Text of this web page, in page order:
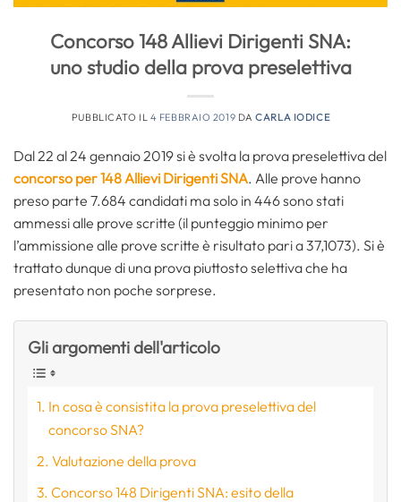
Concorso 148 Allievi Dirigenti SNA:
uno studio della prova preselettiva
PUBBLICATO IL 4 FEBBRAIO 2019 DACARLA IODICE
Dal 22 al 24 gennaio 2019 si è svolta la prova preselettiva del
concorso per 148 Allievi Dirigenti SNA. Alle prove hanno
preso parte 7.684 candidati ma solo in 446 sono stati
ammessi alle prove scritte (il punteggio minimo per
l’ammissione alle prove scritte è risultato pari a 37,1073). Si è
trattato dunque di una prova piuttosto selettiva che ha
presentato non poche sorprese.
Gli argomenti dell'articolo
In cosa è consistita la prova preselettiva del
concorso SNA?
Valutazione della prova
Concorso 148 Dirigenti SNA: esito della